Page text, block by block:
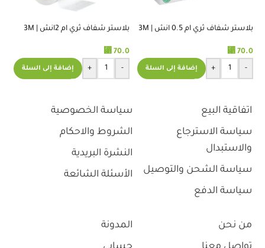
بلاستر شفاف ثري ام 0.5 انش | 3M
⃁ 70.0
-
+ إضافة إلى السلة
بلاستر شفاف ثري ام 2انش | 3M
⃁ 70.0
-
+ إضافة إلى السلة
اتفاقية البيع
سياسة الاسترجاع
والاستبدال
سياسة الشحن والتوصيل
سياسة الدفع
سياسة الخصوصية
الشروط والاحكام
النشرة البريدية
الأسئلة الشائعة
من نحن
المدونة